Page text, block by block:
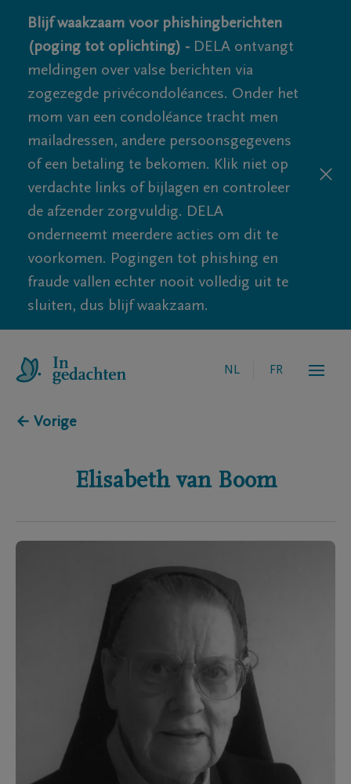
Blijf waakzaam voor phishingberichten
(poging tot oplichting) - DELA ontvangt
meldingen over valse berichten via
zogezegde privécondoléances. Onder het
mom van een condoléance tracht men
mailadressen, andere persoonsgegevens
of een betaling te bekomen. Klik niet op
verdachte links of bijlagen en controleer
de afzender zorgvuldig. DELA
onderneemt meerdere acties om dit te
voorkomen. Pogingen tot phishing en
fraude vallen echter nooit volledig uit te
sluiten, dus blijf waakzaam.
NL FR
← Vorige
Elisabeth van Boom